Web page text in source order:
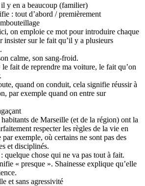
il y en a beaucoup (familier)
: tout d’abord / premièrement
on emploie ce mot pour introduire chaque
insister sur le fait qu’il y a plusieurs
calme, son sang-froid.
le fait de reprendre ma voiture, le fait qu’on
quand on conduit, cela signifie réussir à
par exemple quand on entre sur
habitants de Marseille (et de la région) ont la
respecter les règles de la vie en
exemple, où certains ne sont pas des
et disciplinés.
: quelque chose qui ne va pas tout à fait.
« presque ». Shainesse explique qu’elle
et sans agressivité